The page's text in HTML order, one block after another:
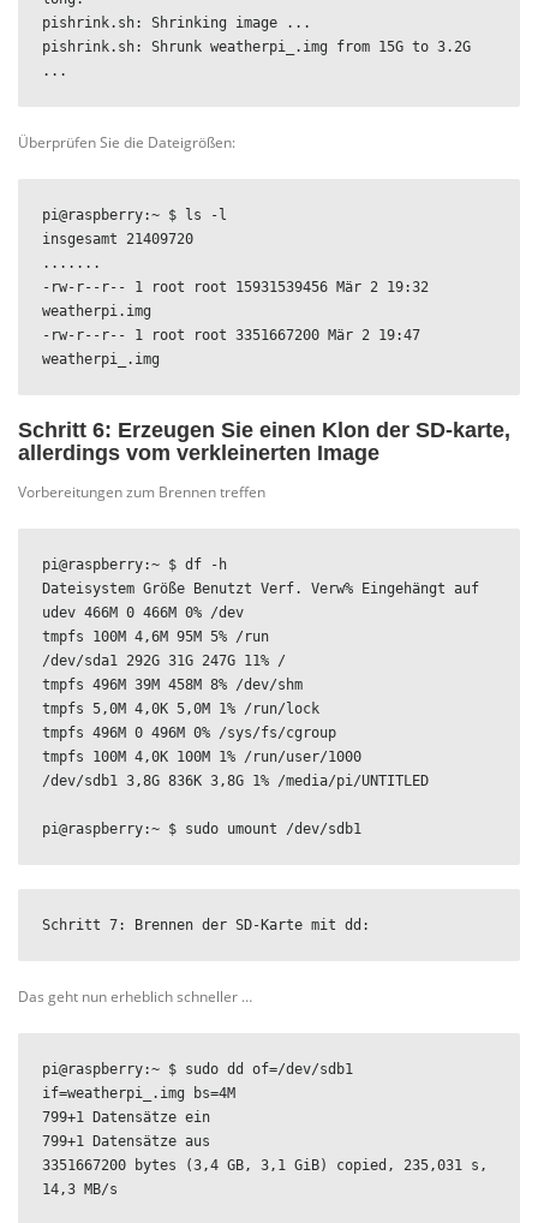
pishrink.sh: Shrinking image ...
pishrink.sh: Shrunk weatherpi_.img from 15G to 3.2G
...
Überprüfen Sie die Dateigrößen:
pi@raspberry:~ $ ls -l
insgesamt 21409720
.......
-rw-r--r-- 1 root root 15931539456 Mär 2 19:32
weatherpi.img
-rw-r--r-- 1 root root 3351667200 Mär 2 19:47
weatherpi_.img
Schritt 6: Erzeugen Sie einen Klon der SD-karte,
allerdings vom verkleinerten Image
Vorbereitungen zum Brennen treffen
pi@raspberry:~ $ df -h
Dateisystem Größe Benutzt Verf. Verw% Eingehängt auf
udev 466M 0 466M 0% /dev
tmpfs 100M 4,6M 95M 5% /run
/dev/sda1 292G 31G 247G 11% /
tmpfs 496M 39M 458M 8% /dev/shm
tmpfs 5,0M 4,0K 5,0M 1% /run/lock
tmpfs 496M 0 496M 0% /sys/fs/cgroup
tmpfs 100M 4,0K 100M 1% /run/user/1000
/dev/sdb1 3,8G 836K 3,8G 1% /media/pi/UNTITLED
pi@raspberry:~ $ sudo umount /dev/sdb1
Schritt 7: Brennen der SD-Karte mit dd:
Das geht nun erheblich schneller …
pi@raspberry:~ $ sudo dd of=/dev/sdb1
if=weatherpi_.img bs=4M
799+1 Datensätze ein
799+1 Datensätze aus
3351667200 bytes (3,4 GB, 3,1 GiB) copied, 235,031 s,
14,3 MB/s